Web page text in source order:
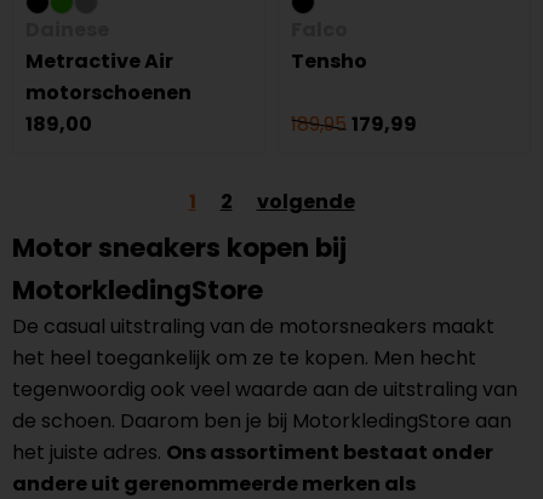
Metractive Air
motorschoenen
189,00
Tensho
189,95 179,99
1 2 volgende
Motor sneakers kopen bij
MotorkledingStore
De casual uitstraling van de motorsneakers maakt
het heel toegankelijk om ze te kopen. Men hecht
tegenwoordig ook veel waarde aan de uitstraling van
de schoen. Daarom ben je bij MotorkledingStore aan
het juiste adres. Ons assortiment bestaat onder
andere uit gerenommeerde merken als